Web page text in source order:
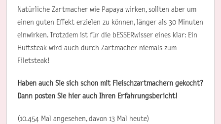
Natürliche Zartmacher wie Papaya wirken, sollten aber um
einen guten Effekt erzielen zu können, länger als 30 Minuten
einwirken. Trotzdem ist für die bESSERwisser eines klar: Ein
Huftsteak wird auch durch Zartmacher niemals zum
Filetsteak!
Haben auch Sie sich schon mit Fleischzartmachern gekocht?
Dann posten Sie hier auch Ihren Erfahrungsbericht!
(10.454 Mal angesehen, davon 13 Mal heute)